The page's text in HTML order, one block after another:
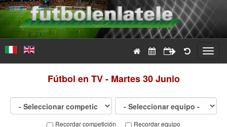
Fútbol en TV - Martes 30 Junio
Recordar competición Recordar equipo